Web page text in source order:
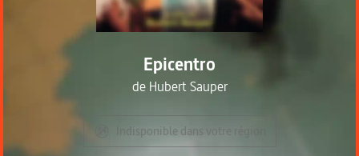
Epicentro
de Hubert Sauper
Indisponible dans votre région